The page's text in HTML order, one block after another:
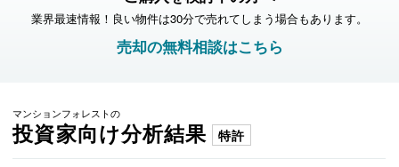
業界最速情報！良い物件は30分で売れてしまう場合もあります。
売却の無料相談はこちら
マンションフォレストの
投資家向け分析結果 特許